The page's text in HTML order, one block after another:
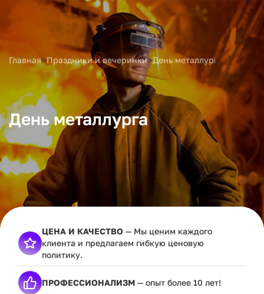
Главная>Праздники и вечеринки>День металлурга
День металлурга
ЦЕНА И КАЧЕСТВО — Мы ценим каждого
клиента и предлагаем гибкую ценовую
политику.
ПРОФЕССИОНАЛИЗМ — опыт более 10 лет!